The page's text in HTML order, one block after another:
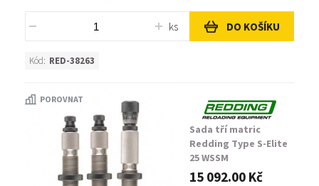
ks DO KOŠÍKU
Kód: RED-38263
POROVNAT
Sada tří matric
Redding Type S-Elite
25 WSSM
15 092.00 Kč